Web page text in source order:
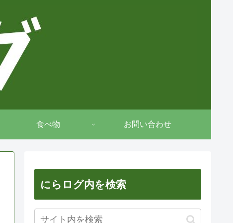
食べ物 お問い合わせ
にらログ内を検索